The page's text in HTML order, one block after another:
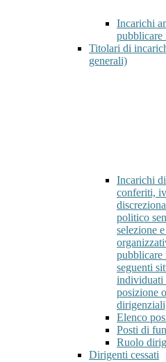
Incarichi
pubblicare
Titolari di
generali)
Incarichi
conferiti,
politico
selezione
pubblicare
seguenti
individuati
posizione
Elenco
Posti di
Ruolo
Dirigenti cessati